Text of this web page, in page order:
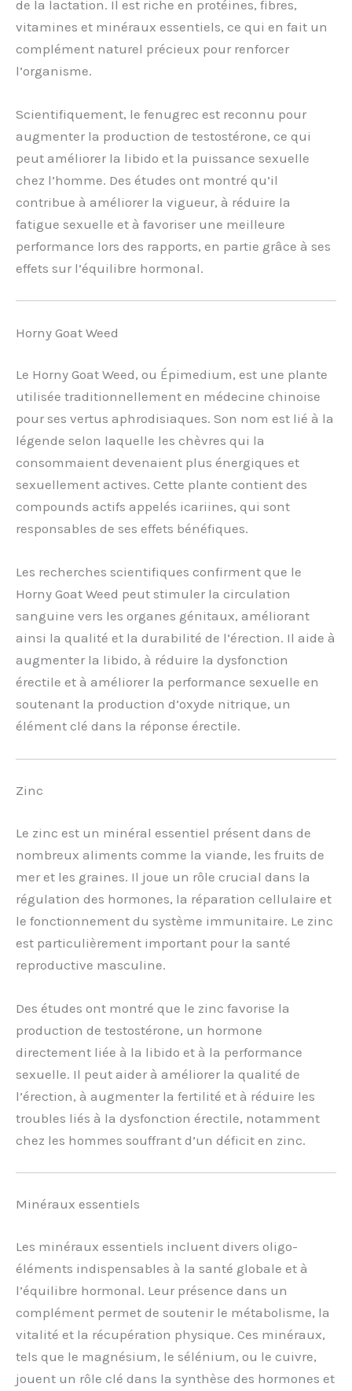
de la lactation. Il est riche en protéines, fibres,
vitamines et minéraux essentiels, ce qui en fait un
complément naturel précieux pour renforcer
l’organisme.
Scientifiquement, le fenugrec est reconnu pour
augmenter la production de testostérone, ce qui
peut améliorer la libido et la puissance sexuelle
chez l’homme. Des études ont montré qu’il
contribue à améliorer la vigueur, à réduire la
fatigue sexuelle et à favoriser une meilleure
performance lors des rapports, en partie grâce à ses
effets sur l’équilibre hormonal.
Horny Goat Weed
Le Horny Goat Weed, ou Épimedium, est une plante
utilisée traditionnellement en médecine chinoise
pour ses vertus aphrodisiaques. Son nom est lié à la
légende selon laquelle les chèvres qui la
consommaient devenaient plus énergiques et
sexuellement actives. Cette plante contient des
compounds actifs appelés icariines, qui sont
responsables de ses effets bénéfiques.
Les recherches scientifiques confirment que le
Horny Goat Weed peut stimuler la circulation
sanguine vers les organes génitaux, améliorant
ainsi la qualité et la durabilité de l’érection. Il aide à
augmenter la libido, à réduire la dysfonction
érectile et à améliorer la performance sexuelle en
soutenant la production d’oxyde nitrique, un
élément clé dans la réponse érectile.
Zinc
Le zinc est un minéral essentiel présent dans de
nombreux aliments comme la viande, les fruits de
mer et les graines. Il joue un rôle crucial dans la
régulation des hormones, la réparation cellulaire et
le fonctionnement du système immunitaire. Le zinc
est particulièrement important pour la santé
reproductive masculine.
Des études ont montré que le zinc favorise la
production de testostérone, un hormone
directement liée à la libido et à la performance
sexuelle. Il peut aider à améliorer la qualité de
l’érection, à augmenter la fertilité et à réduire les
troubles liés à la dysfonction érectile, notamment
chez les hommes souffrant d’un déficit en zinc.
Minéraux essentiels
Les minéraux essentiels incluent divers oligo-
éléments indispensables à la santé globale et à
l’équilibre hormonal. Leur présence dans un
complément permet de soutenir le métabolisme, la
vitalité et la récupération physique. Ces minéraux,
tels que le magnésium, le sélénium, ou le cuivre,
jouent un rôle clé dans la synthèse des hormones et